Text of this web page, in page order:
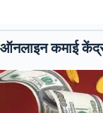
ऑनलाइन कमाई